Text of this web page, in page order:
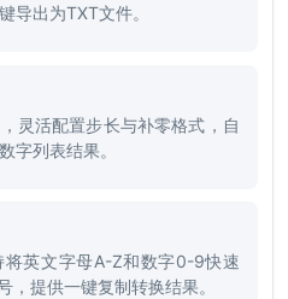
导出为TXT文件。
灵活配置步长与补零格式，自
字列表结果。
英文字母A-Z和数字0-9快速
提供一键复制转换结果。